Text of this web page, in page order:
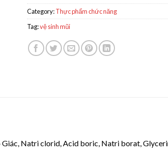
Category:Thực phẩm chức năng
Tag:vệ sinh mũi
Natri clorid, Acid boric, Natri borat,